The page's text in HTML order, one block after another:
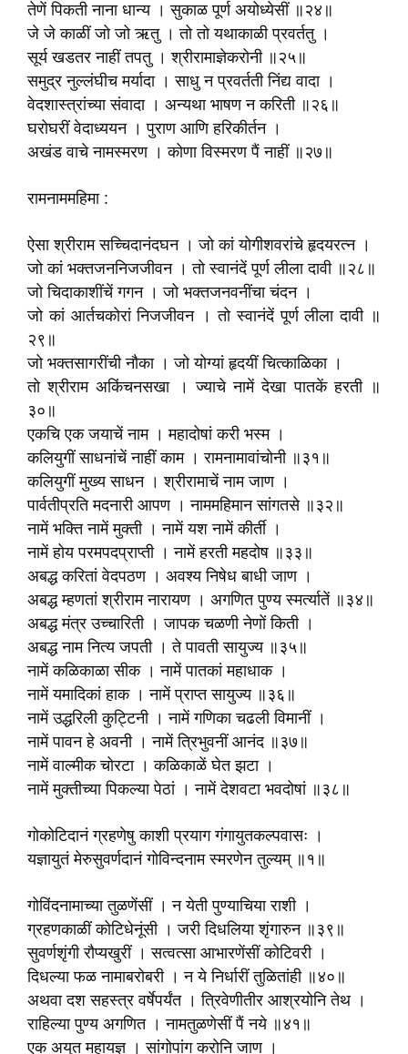
तेणें पिकती नाना धान्य । सुकाळ पूर्ण अयोध्येसीं ॥२४॥
जे जे काळीं जो जो ऋतु । तो तो यथाकाळी प्रवर्ततु ।
सूर्य खडतर नाहीं तपतु । श्रीरामाज्ञेकरोनी ॥२५॥
समुद्र नुल्लंघीच मर्यादा । साधु न प्रवर्तती निंद्य वादा ।
वेदशास्त्रांच्या संवादा । अन्यथा भाषण न करिती ॥२६॥
घरोघरीं वेदाध्ययन । पुराण आणि हरिकीर्तन ।
अखंड वाचे नामस्मरण । कोणा विस्मरण पैं नाहीं ॥२७॥
रामनाममहिमा :
ऐसा श्रीराम सच्चिदानंदघन । जो कां योगीशवरांचे हृदयरत्न ।
जो कां भक्तजननिजजीवन । तो स्वानंदें पूर्ण लीला दावी ॥२८॥
जो चिदाकाशींचें गगन । जो भक्तजनवनींचा चंदन ।
जो कां आर्तचकोरां निजजीवन । तो स्वानंदें पूर्ण लीला दावी ॥
२९॥
जो भक्तसागरींची नौका । जो योग्यां हृदयीं चित्काळिका ।
तो श्रीराम अकिंचनसखा । ज्याचे नामें देखा पातकें हरती ॥
३०॥
एकचि एक जयाचें नाम । महादोषां करी भस्म ।
कलियुगीं साधनांचें नाहीं काम । रामनामावांचोनी ॥३१॥
कलियुगीं मुख्य साधन । श्रीरामाचें नाम जाण ।
पार्वतीप्रति मदनारी आपण । नाममहिमान सांगतसे ॥३२॥
नामें भक्ति नामें मुक्ती । नामें यश नामें कीर्ती ।
नामें होय परमपदप्राप्ती । नामें हरती महदोष ॥३३॥
अबद्ध करितां वेदपठण । अवश्य निषेध बाधी जाण ।
अबद्ध म्हणतां श्रीराम नारायण । अगणित पुण्य स्मर्त्यातें ॥३४॥
अबद्ध मंत्र उच्चारिती । जापक चळणी नेणों किती ।
अबद्ध नाम नित्य जपती । ते पावती सायुज्य ॥३५॥
नामें कळिकाळा सीक । नामें पातकां महाधाक ।
नामें यमादिकां हाक । नामें प्राप्त सायुज्य ॥३६॥
नामें उद्धरिली कुट्टिनी । नामें गणिका चढली विमानीं ।
नामें पावन हे अवनी । नामें त्रिभुवनीं आनंद ॥३७॥
नामें वाल्मीक चोरटा । कळिकाळें घेत झटा ।
नामें मुक्तीच्या पिकल्या पेठां । नामें देशवटा भवदोषां ॥३८॥
गोकोटिदानं ग्रहणेषु काशी प्रयाग गंगायुतकल्पवासः ।
यज्ञायुतं मेरुसुवर्णदानं गोविन्दनाम स्मरणेन तुल्यम् ॥१॥
गोविंदनामाच्या तुळणेंसीं । न येती पुण्याचिया राशी ।
ग्रहणकाळीं कोटिधेनूंसी । जरी दिधलिया शृंगारुन ॥३९॥
सुवर्णशृंगी रौप्यखुरीं । सत्वत्सा आभारणेंसीं कोटिवरी ।
दिधल्या फळ नामाबरोबरी । न ये निर्धारीं तुळितांही ॥४०॥
अथवा दश सहस्त्र वर्षेपर्यंत । त्रिवेणीतीर आश्रयोनि तेथ ।
राहिल्या पुण्य अगणित । नामतुळणेसीं पैं नये ॥४१॥
एक अयुत महायज्ञ । सांगोपांग करोनि जाण ।